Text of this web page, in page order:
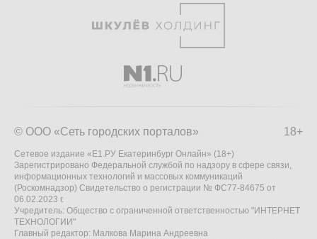
18+
© ООО «Сеть городских порталов»
Сетевое издание «Е1.РУ Екатеринбург Онлайн» (18+)
Зарегистрировано Федеральной службой по надзору в сфере связи,
информационных технологий и массовых коммуникаций
(Роскомнадзор) Свидетельство о регистрации № ФС77-84675 от
06.02.2023 г.
Учредитель: Общество с ограниченной ответственностью "ИНТЕРНЕТ
ТЕХНОЛОГИИ"
Главный редактор: Малкова Марина Андреевна